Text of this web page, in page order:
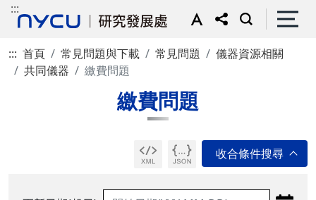
:::
::: 首頁 常見問題與下載 常見問題
儀器資源相關
共同儀器
繳費問題
繳費問題